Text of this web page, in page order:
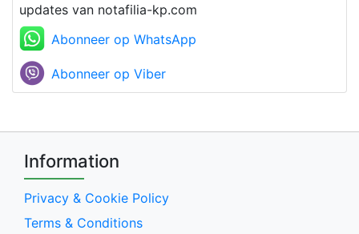
updates van notafilia-kp.com
Abonneer op WhatsApp
Abonneer op Viber
Information
Privacy & Cookie Policy
Terms & Conditions